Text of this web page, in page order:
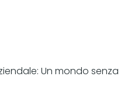
Un mondo senza